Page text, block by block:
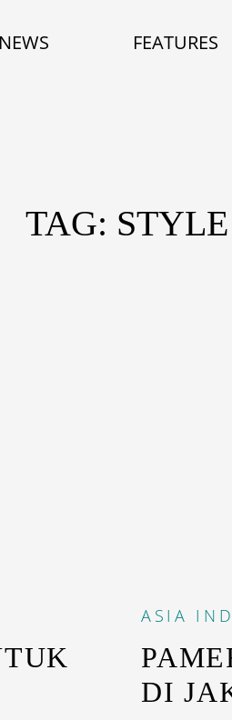
NEWS FEATURES
TAG: STYLE
ASIA
DI